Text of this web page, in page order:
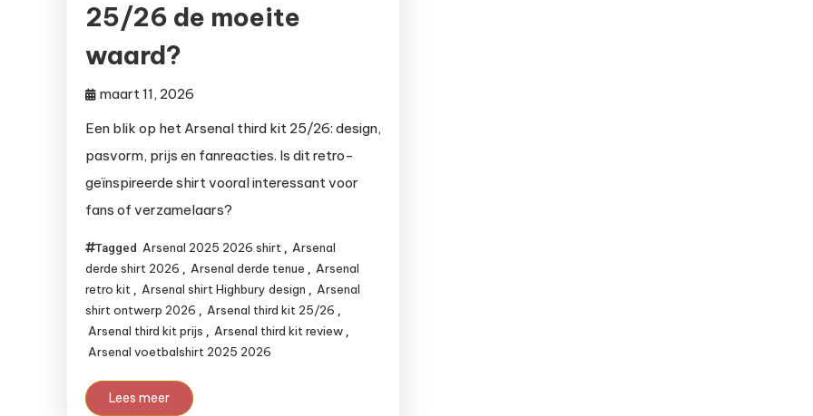
25/26 de moeite
waard?
maart 11, 2026
Een blik op het Arsenal third kit 25/26: design,
pasvorm, prijs en fanreacties. Is dit retro-
geïnspireerde shirt vooral interessant voor
fans of verzamelaars?
Tagged Arsenal 2025 2026 shirt , Arsenal
derde shirt 2026 , Arsenal derde tenue , Arsenal
retro kit , Arsenal shirt Highbury design , Arsenal
shirt ontwerp 2026 , Arsenal third kit 25/26 ,
Arsenal third kit prijs , Arsenal third kit review ,
Arsenal voetbalshirt 2025 2026
Lees meer